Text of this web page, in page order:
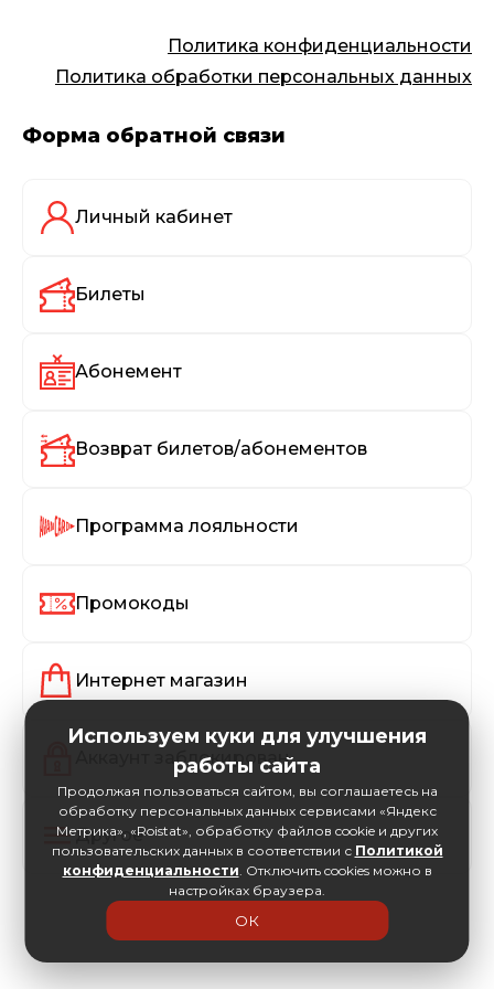
Политика конфиденциальности
Политика обработки персональных данных
Форма обратной связи
Личный кабинет
Билеты
Абонемент
Возврат билетов/абонементов
Программа лояльности
Промокоды
Интернет магазин
Аккаунт заблокирован
Другое
Используем куки для улучшения
работы сайта
Продолжая пользоваться сайтом, вы соглашаетесь на
обработку персональных данных сервисами «Яндекс
Метрика», «Roistat», обработку файлов cookie и других
пользовательских данных в соответствии с Политикой
конфиденциальности. Отключить cookies можно в
настройках браузера.
ОК